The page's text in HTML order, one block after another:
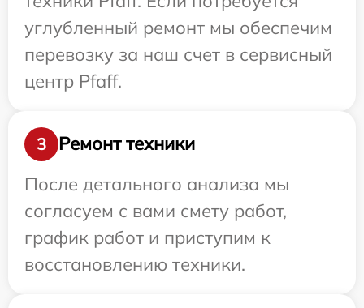
углубленный ремонт мы обеспечим
перевозку за наш счет в сервисный
центр Pfaff.
3
Ремонт техники
После детального анализа мы
согласуем с вами смету работ,
график работ и приступим к
восстановлению техники.